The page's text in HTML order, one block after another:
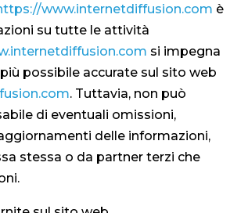
www.internetdiffusion.com è
su tutte le attività
si impegna
possibile accurate sul sito web
. Tuttavia, non può
di eventuali omissioni,
delle informazioni,
stessa o da partner terzi che